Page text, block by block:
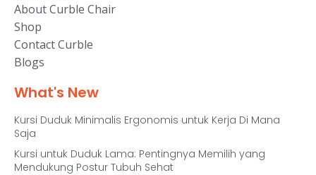
About Curble Chair
Shop
Contact Curble
Blogs
What's New
Kursi Duduk Minimalis Ergonomis untuk Kerja Di Mana
Saja
Kursi untuk Duduk Lama: Pentingnya Memilih yang
Mendukung Postur Tubuh Sehat